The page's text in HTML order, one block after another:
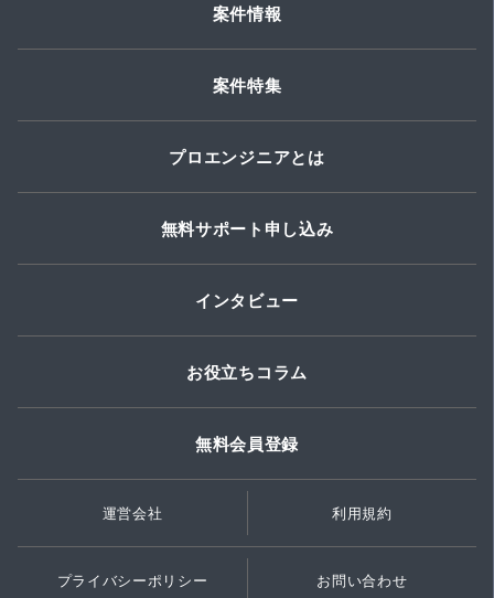
案件情報
案件特集
プロエンジニアとは
無料サポート申し込み
インタビュー
お役立ちコラム
無料会員登録
運営会社 利用規約
プライバシーポリシー お問い合わせ